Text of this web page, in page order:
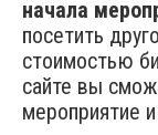
начала
посетить
стоимостью
сайте вы
мероприятие